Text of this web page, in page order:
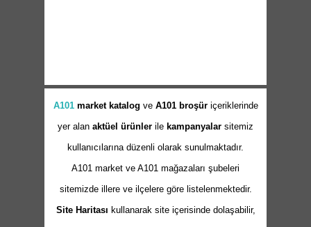
A101 market katalog ve A101 broşüriçeriklerinde
yer alan aktüel ürünler ile kampanyalar sitemiz
kullanıcılarına düzenli olarak sunulmaktadır.
A101 market ve A101 mağazaları şubeleri
sitemizde illere ve ilçelere göre listelenmektedir.
Site Haritası kullanarak site içerisinde dolaşabilir,